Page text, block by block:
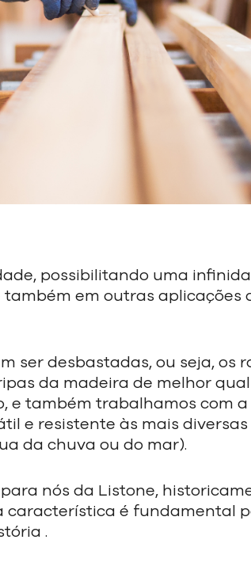
possibilitando uma
em outras aplicações
ser desbastadas, ou seja, os
da madeira de melhor
e também trabalhamos com a
e resistente às mais
da chuva ou do mar).
nós da Listone,
é fundamental
.